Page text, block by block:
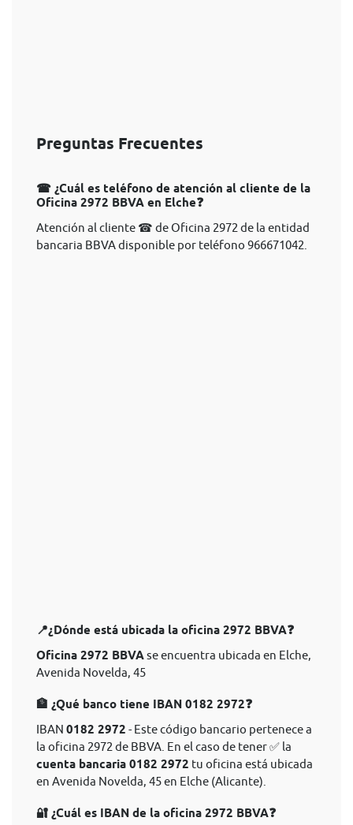
Preguntas Frecuentes
☎ ¿Cuál es teléfono de atención al cliente de la
Oficina 2972 BBVA en Elche❓
Atención al cliente ☎ de Oficina 2972 de la entidad
bancaria BBVA disponible por teléfono 966671042.
📍¿Dónde está ubicada la oficina 2972 BBVA❓
Oficina 2972 BBVAse encuentra ubicada en Elche,
Avenida Novelda, 45
🏦 ¿Qué banco tiene IBAN 0182 2972❓
IBAN 0182 2972 - Este código bancario pertenece a
la oficina 2972 de BBVA. En el caso de tener ✅ la
cuenta bancaria 0182 2972 tu oficina está ubicada
en Avenida Novelda, 45 en Elche (Alicante).
🔐 ¿Cuál es IBAN de la oficina 2972 BBVA❓